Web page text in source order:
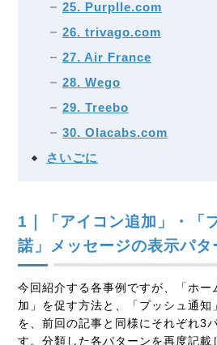
25. Purplle.com
26. trivago.com
27. Air France
28. Wego
29. Treebo
30. Olacabs.com
さいごに
1｜「アイコン追加」・「
諾」メッセージの表示パタ
今回紹介する各事例ですが、「ホー
加」を促す方法と、「プッシュ通知
を、前回の記事と同様にそれぞれ3
す。分類した各パターンを再度記載